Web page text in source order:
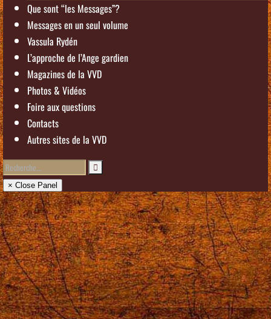
Que sont “les Messages”?
Messages en un seul volume
Vassula Rydén
L’approche de l’Ange gardien
Magazines de la VVD
Photos & Vidéos
Foire aux questions
Contacts
Autres sites de la VVD
× Close Panel